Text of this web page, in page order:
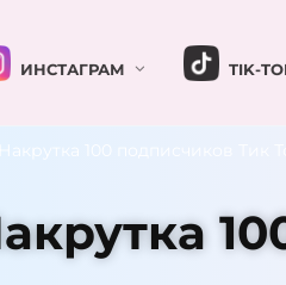
ИНСТАГРАМ TIK-
Накрутка 100 подписчиков Тик